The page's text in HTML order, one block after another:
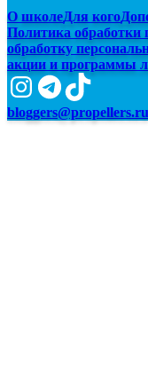
О школеДля кого
Политика обработки
обработку
акции и программы
bloggers@propellers.ru